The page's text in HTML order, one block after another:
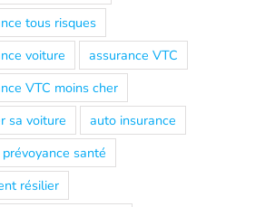
tous risques
voiture
assurance VTC
VTC moins cher
sa voiture
auto insurance
santé
résilier